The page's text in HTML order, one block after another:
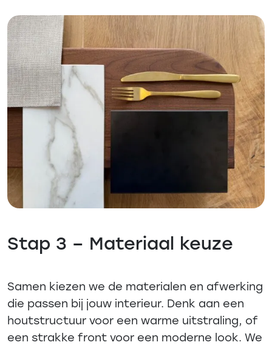
Stap 3 – Materiaal keuze
Samen kiezen we de materialen en afwerking
die passen bij jouw interieur. Denk aan een
houtstructuur voor een warme uitstraling, of
een strakke front voor een moderne look. We